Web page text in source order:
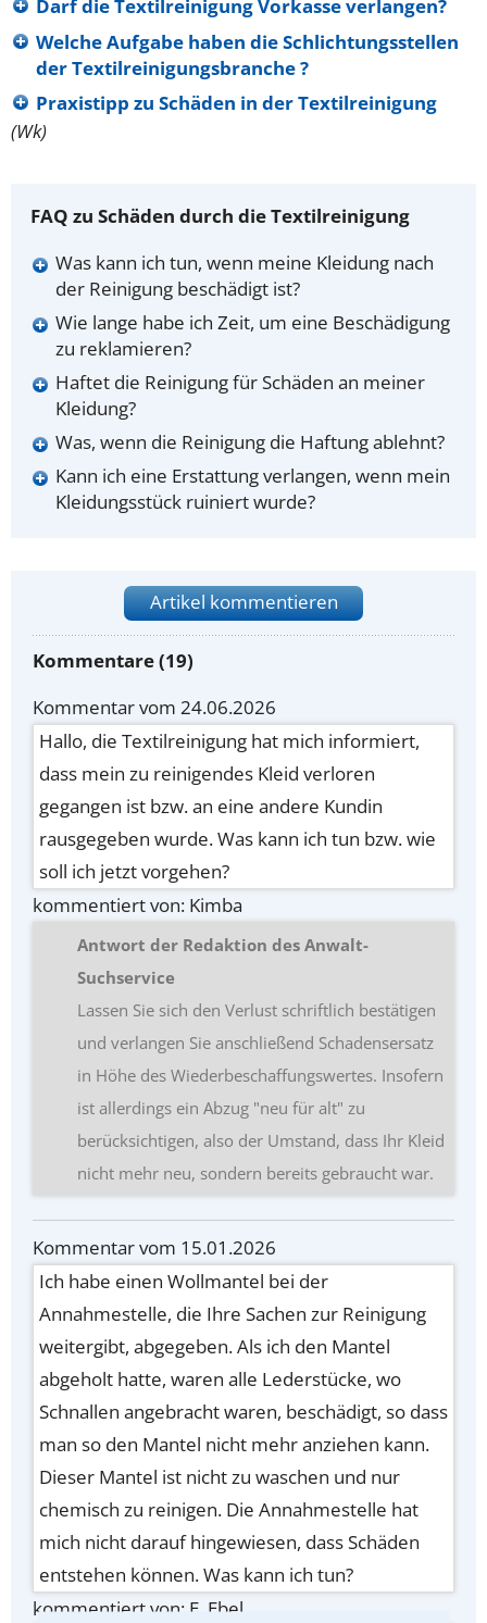
Darf die Textilreinigung Vorkasse verlangen?
Welche Aufgabe haben die Schlichtungsstellen
der Textilreinigungsbranche ?
Praxistipp zu Schäden in der Textilreinigung
(Wk)
FAQ zu Schäden durch die Textilreinigung
Was kann ich tun, wenn meine Kleidung nach
der Reinigung beschädigt ist?
Wie lange habe ich Zeit, um eine Beschädigung
zu reklamieren?
Haftet die Reinigung für Schäden an meiner
Kleidung?
Was, wenn die Reinigung die Haftung ablehnt?
Kann ich eine Erstattung verlangen, wenn mein
Kleidungsstück ruiniert wurde?
Artikel kommentieren
Kommentare (19)
Kommentar vom 24.06.2026
Hallo, die Textilreinigung hat mich informiert,
dass mein zu reinigendes Kleid verloren
gegangen ist bzw. an eine andere Kundin
rausgegeben wurde. Was kann ich tun bzw. wie
soll ich jetzt vorgehen?
kommentiert von: Kimba
Antwort der Redaktion des Anwalt-
Suchservice
Lassen Sie sich den Verlust schriftlich bestätigen
und verlangen Sie anschließend Schadensersatz
in Höhe des Wiederbeschaffungswertes. Insofern
ist allerdings ein Abzug "neu für alt" zu
berücksichtigen, also der Umstand, dass Ihr Kleid
nicht mehr neu, sondern bereits gebraucht war.
Kommentar vom 15.01.2026
Ich habe einen Wollmantel bei der
Annahmestelle, die Ihre Sachen zur Reinigung
weitergibt, abgegeben. Als ich den Mantel
abgeholt hatte, waren alle Lederstücke, wo
Schnallen angebracht waren, beschädigt, so dass
man so den Mantel nicht mehr anziehen kann.
Dieser Mantel ist nicht zu waschen und nur
chemisch zu reinigen. Die Annahmestelle hat
mich nicht darauf hingewiesen, dass Schäden
entstehen können. Was kann ich tun?
kommentiert von: E. Ebel